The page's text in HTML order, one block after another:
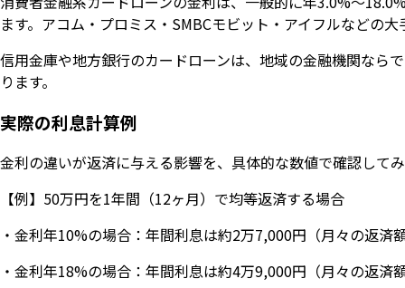
ます。アコム・プロミス・SMBCモビット・アイフルなどの
信用金庫や地方銀行のカードローンは、地域の金融機関なら
ります。
実際の利息計算例
金利の違いが返済に与える影響を、具体的な数値で確認して
【例】50万円を1年間（12ヶ月）で均等返済する場合
・金利年10%の場合：年間利息は約2万7,000円（月々の返済
・金利年18%の場合：年間利息は約4万9,000円（月々の返済